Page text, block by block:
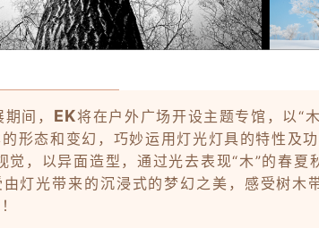
间， EK将在户外广场开设主题专馆，以“
形态和变幻，巧妙运用灯光灯具的特性及
觉，以异面造型，通过光去表现“木”的春夏
灯光带来的沉浸式的梦幻之美，感受树木